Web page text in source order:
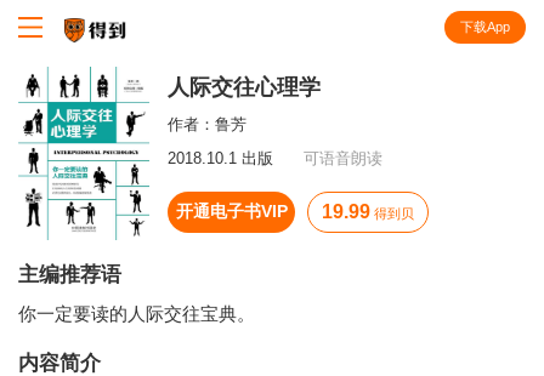
下载App
人际交往心理学
作者： 鲁芳
2018.10.1 出版
可语音朗读
开通电子书VIP 19.99 得到贝
主编推荐语
你一定要读的人际交往宝典。
内容简介